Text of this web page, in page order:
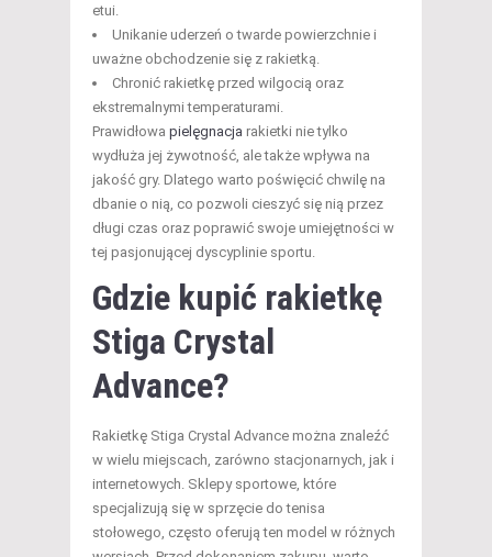
etui.
Unikanie uderzeń o twarde powierzchnie i
uważne obchodzenie się z rakietką.
Chronić rakietkę przed wilgocią oraz
ekstremalnymi temperaturami.
Prawidłowa pielęgnacja rakietki nie tylko
wydłuża jej żywotność, ale także wpływa na
jakość gry. Dlatego warto poświęcić chwilę na
dbanie o nią, co pozwoli cieszyć się nią przez
długi czas oraz poprawić swoje umiejętności w
tej pasjonującej dyscyplinie sportu.
Gdzie kupić rakietkę
Stiga Crystal
Advance?
Rakietkę Stiga Crystal Advance można znaleźć
w wielu miejscach, zarówno stacjonarnych, jak i
internetowych. Sklepy sportowe, które
specjalizują się w sprzęcie do tenisa
stołowego, często oferują ten model w różnych